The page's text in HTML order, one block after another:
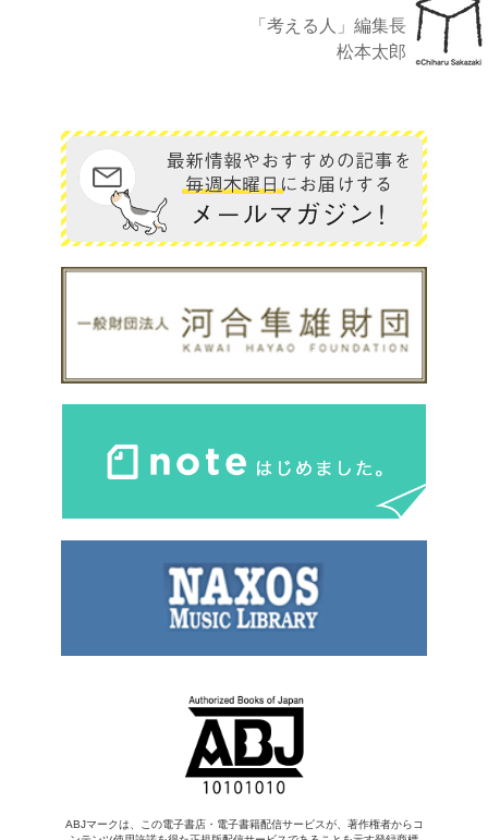
「考える人」編集長
松本太郎
ABJマークは、この電子書店・電子書籍配信サービスが、著作権者からコ